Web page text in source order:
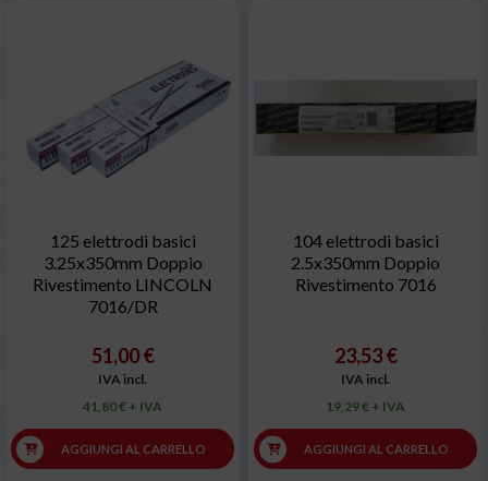
125 elettrodi basici
3.25x350mm Doppio
Rivestimento LINCOLN
7016/DR
51,00 €
IVA incl.
41,80 € + IVA
AGGIUNGI AL CARRELLO
104 elettrodi basici
2.5x350mm Doppio
Rivestimento 7016
23,53 €
IVA incl.
19,29 € + IVA
AGGIUNGI AL CARRELLO